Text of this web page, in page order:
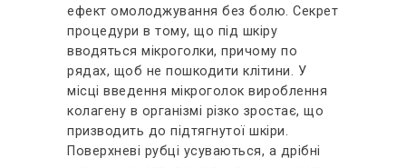
ефект омолоджування без болю. Секрет
процедури в тому, що під шкіру
вводяться мікроголки, причому по
рядах, щоб не пошкодити клітини. У
місці введення мікроголок вироблення
колагену в організмі різко зростає, що
призводить до підтягнутої шкіри.
Поверхневі рубці усуваються, а дрібні